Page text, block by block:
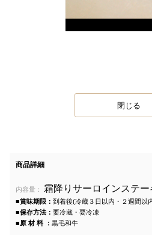
閉じる
商品詳細
内容量： 霜降りサーロインステ
■賞味期限： 到着後(冷蔵３日以内・２週間以
■保存方法： 要冷蔵・要冷凍
■原 材 料 ： 黒毛和牛